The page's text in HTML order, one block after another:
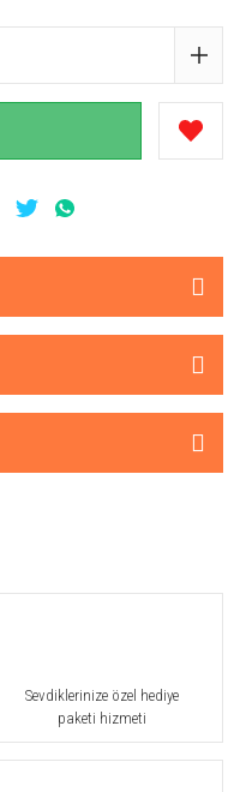
Sevdiklerinize özel hediye
paketi hizmeti